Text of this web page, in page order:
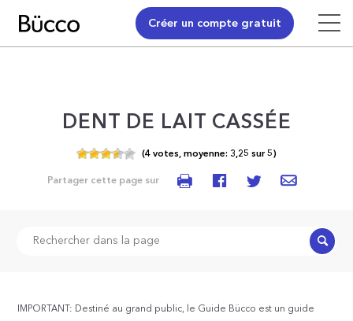
Créer un compte gratuit
DENT DE LAIT CASSÉE
(4 votes, moyenne: 3,25 sur5)
Partager cette page sur
IMPORTANT: Destiné au grand public, le Guide Bücco est un guide